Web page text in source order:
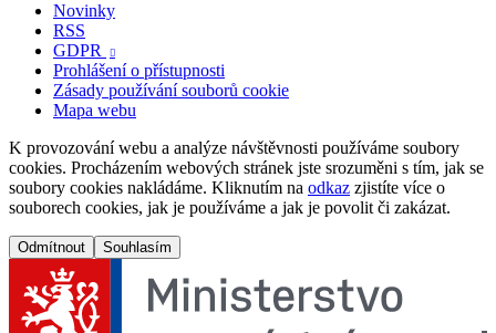
Novinky
RSS
GDPR

Prohlášení o přístupnosti
Zásady používání souborů cookie
Mapa webu
K provozování webu a analýze návštěvnosti používáme soubory
cookies. Procházením webových stránek jste srozuměni s tím, jak se
soubory cookies nakládáme. Kliknutím na odkaz zjistíte více o
souborech cookies, jak je používáme a jak je povolit či zakázat.
Odmítnout Souhlasím